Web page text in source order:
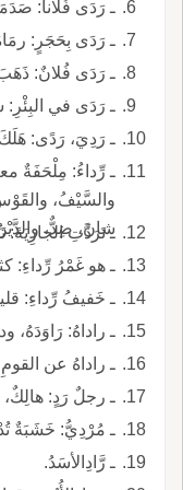
ـ رَدَى فُلاناً:
ـ رَدَى بِحَجَرٍ:
ـ رَدَى فُلانٌ:
ـ رَدَى في البِئْرِ:
ـ رَدِيَ، رَدًى:
ـ رِّداءُ: مِلْحَفَةٌ
والسَّيْفُ،
شانَ، ضِدٌّ،
ـ تَرَدَّتِ
ـ هو غَمْرُ رِّداءِ:
ـ خَفيفُ رِّداءِ:
ـ راداهُ: رَاوَدَهُ،
ـ راداهُ عن
ـ رجلٌ رَدٍ: هالِكٌ،
ـ مُرْدِيُّ: خَشَبَةٌ
ـ رَّادِالأسَدُ.